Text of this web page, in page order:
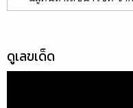
ดูเลขเด็ด